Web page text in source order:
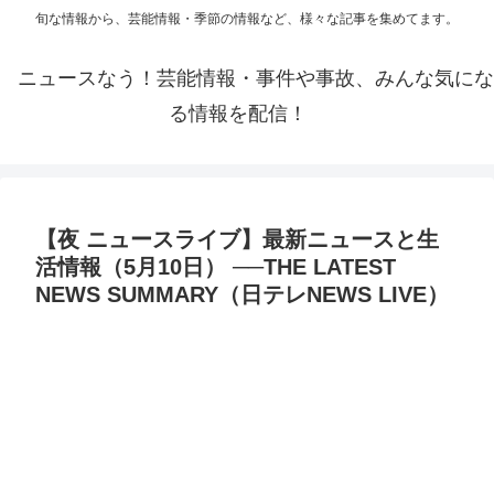
旬な情報から、芸能情報・季節の情報など、様々な記事を集めてます。
ニュースなう！芸能情報・事件や事故、みんな気にな
る情報を配信！
【夜 ニュースライブ】最新ニュースと生
活情報（5月10日） ──THE LATEST
NEWS SUMMARY（日テレNEWS LIVE）